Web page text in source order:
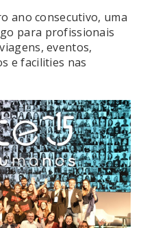
ano consecutivo, uma
para profissionais
eventos,
e facilities nas